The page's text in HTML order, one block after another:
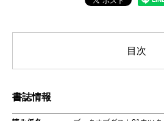
目次
書誌情報